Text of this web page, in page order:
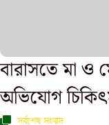
বারাসতে মা ও
অভিযোগ
সর্বশেষ সংবাদ